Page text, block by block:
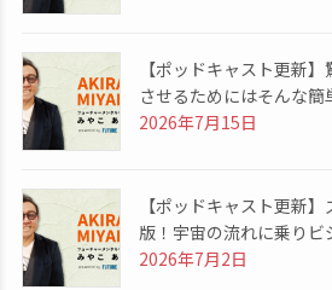
【ポッドキャスト更新
させるためにはそんな簡
2026年7月15日
【ポッドキャスト更新
版！宇宙の流れに乗りビ
2026年7月2日